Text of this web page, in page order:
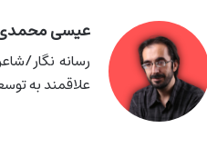
عیسی
رسانه نگار/
علاقمند به